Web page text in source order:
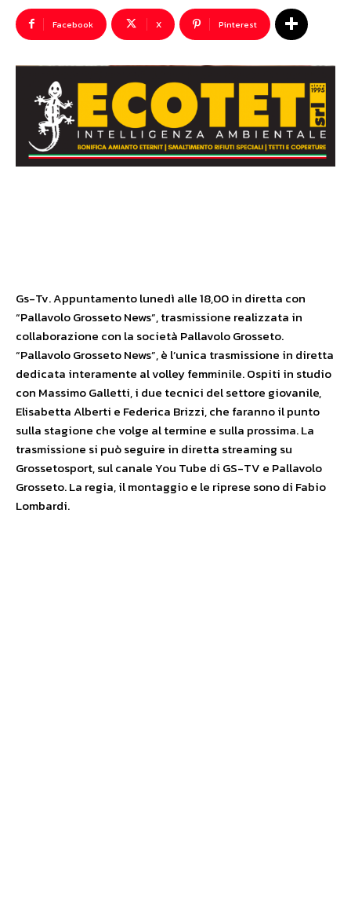
Facebook X Pinterest
Gs-Tv. Appuntamento lunedì alle 18,00 in diretta con
“Pallavolo Grosseto News”, trasmissione realizzata in
collaborazione con la società Pallavolo Grosseto.
“Pallavolo Grosseto News”, è l’unica trasmissione in diretta
dedicata interamente al volley femminile. Ospiti in studio
con Massimo Galletti, i due tecnici del settore giovanile,
Elisabetta Alberti e Federica Brizzi, che faranno il punto
sulla stagione che volge al termine e sulla prossima. La
trasmissione si può seguire in diretta streaming su
Grossetosport, sul canale You Tube di GS-TV e Pallavolo
Grosseto. La regia, il montaggio e le riprese sono di Fabio
Lombardi.